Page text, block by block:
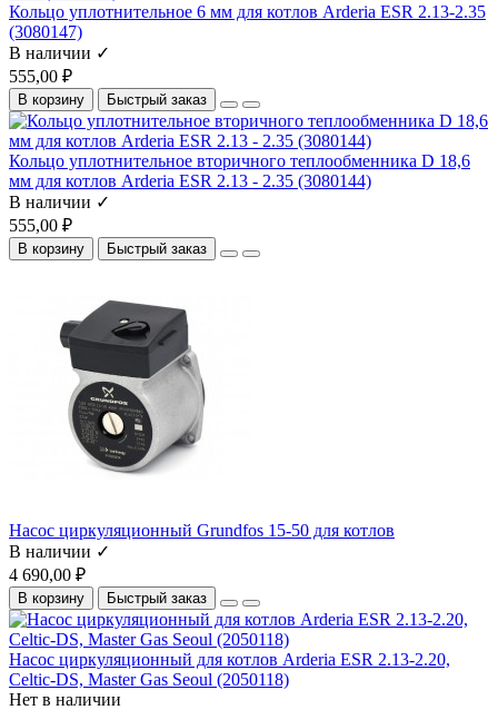
Кольцо уплотнительное 6 мм для котлов Arderia ESR 2.13-2.35
(3080147)
В наличии ✓
555,00 ₽
В корзину Быстрый заказ
Кольцо уплотнительное вторичного теплообменника D 18,6
мм для котлов Arderia ESR 2.13 - 2.35 (3080144)
В наличии ✓
555,00 ₽
В корзину Быстрый заказ
Насос циркуляционный Grundfos 15-50 для котлов
В наличии ✓
4 690,00 ₽
В корзину Быстрый заказ
Насос циркуляционный для котлов Arderia ESR 2.13-2.20,
Celtic-DS, Master Gas Seoul (2050118)
Нет в наличии